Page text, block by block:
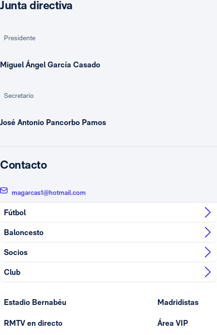
Junta directiva
Presidente
Miguel Ángel García Casado
Secretario
José Antonio Pancorbo Pamos
Contacto
magarcas1@hotmail.com
Fútbol
Baloncesto
Socios
Club
Estadio Bernabéu
RMTV en directo
Madridistas
Área VIP